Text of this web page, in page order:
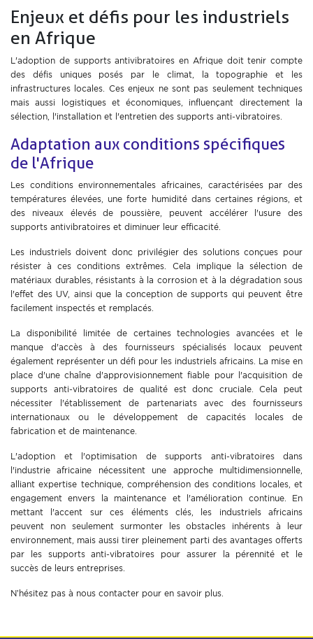
Enjeux et défis pour les industriels
en Afrique
L'adoption de supports antivibratoires en Afrique doit tenir compte
des défis uniques posés par le climat, la topographie et les
infrastructures locales. Ces enjeux ne sont pas seulement techniques
mais aussi logistiques et économiques, influençant directement la
sélection, l'installation et l'entretien des supports anti-vibratoires.
Adaptation aux conditions spécifiques
de l'Afrique
Les conditions environnementales africaines, caractérisées par des
températures élevées, une forte humidité dans certaines régions, et
des niveaux élevés de poussière, peuvent accélérer l'usure des
supports antivibratoires et diminuer leur efficacité.
Les industriels doivent donc privilégier des solutions conçues pour
résister à ces conditions extrêmes. Cela implique la sélection de
matériaux durables, résistants à la corrosion et à la dégradation sous
l'effet des UV, ainsi que la conception de supports qui peuvent être
facilement inspectés et remplacés.
La disponibilité limitée de certaines technologies avancées et le
manque d'accès à des fournisseurs spécialisés locaux peuvent
également représenter un défi pour les industriels africains. La mise en
place d'une chaîne d'approvisionnement fiable pour l'acquisition de
supports anti-vibratoires de qualité est donc cruciale. Cela peut
nécessiter l'établissement de partenariats avec des fournisseurs
internationaux ou le développement de capacités locales de
fabrication et de maintenance.
L'adoption et l'optimisation de supports anti-vibratoires dans
l'industrie africaine nécessitent une approche multidimensionnelle,
alliant expertise technique, compréhension des conditions locales, et
engagement envers la maintenance et l'amélioration continue. En
mettant l'accent sur ces éléments clés, les industriels africains
peuvent non seulement surmonter les obstacles inhérents à leur
environnement, mais aussi tirer pleinement parti des avantages offerts
par les supports anti-vibratoires pour assurer la pérennité et le
succès de leurs entreprises.
N’hésitez pas à nous contacter pour en savoir plus.